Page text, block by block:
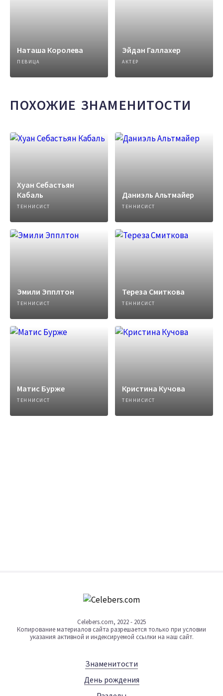
Наташа Королева
ПЕВИЦА
Эйдан Галлахер
АКТЕР
ПОХОЖИЕ ЗНАМЕНИТОСТИ
Хуан Себастьян
Кабаль
ТЕННИСИСТ
Даниэль Альтмайер
ТЕННИСИСТ
Эмили Эпплтон
ТЕННИСИСТ
Тереза Смиткова
ТЕННИСИСТ
Матис Бурже
ТЕННИСИСТ
Кристина Кучова
ТЕННИСИСТ
Celebers.com, 2022 - 2025
Копирование материалов сайта разрешается только при условии
указания активной и индексируемой ссылки на наш сайт.
Знаменитости
День рождения